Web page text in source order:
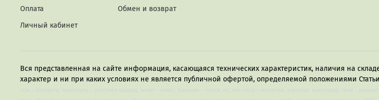
Оплата
Личный кабинет
Обмен и возврат
Вся представленная на сайте информация, касающаяся технических характеристик, наличия на
характер и ни при каких условиях не является публичной офертой, определяемой положениями